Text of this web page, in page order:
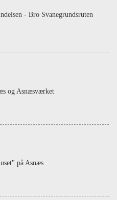
- Bro Svanegrundsruten
og Asnæsværket
på Asnæs